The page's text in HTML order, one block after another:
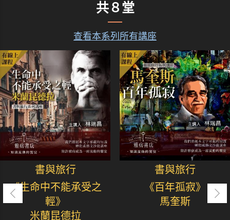
共８堂
查看本系列所有講座
書與旅行
《生命中不能承受之
輕》
米蘭昆德拉
書與旅行
《百年孤寂》
馬奎斯